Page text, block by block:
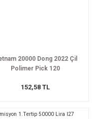
20000 Dong 2022 Çil
Polimer Pick 120
152,58 TL